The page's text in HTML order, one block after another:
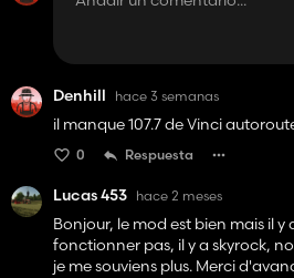
Denhill hace 3 semanas
il manque 107.7 de Vinci
0 Respuesta
Lucas 453 hace 2 meses
Bonjour, le mod est bien mais il y
fonctionner pas, il y a skyrock,
je me souviens plus. Merci